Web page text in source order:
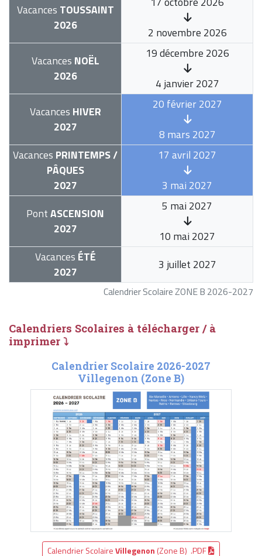
Calendrier Scolaire ZONE B 2026-2027
Vacances TOUSSAINT
2026
2 novembre 2026
Vacances NOËL
2026
19 décembre 2026
4 janvier 2027
Vacances HIVER
2027
20 février 2027
8 mars 2027
Vacances PRINTEMPS /
PÂQUES
2027
17 avril 2027
3 mai 2027
PontASCENSION
2027
5 mai 2027
10 mai 2027
Vacances ÉTÉ
2027
3 juillet 2027
Calendriers Scolaires à télécharger / à
imprimer ⤵
Calendrier Scolaire 2026-2027
Villegenon (Zone B)
Calendrier ScolaireVillegenon (Zone B) .PDF